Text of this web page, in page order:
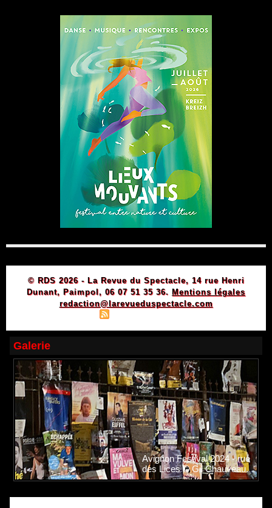
© RDS 2026 - La Revue du Spectacle, 14 rue Henri
Dunant, Paimpol, 06 07 51 35 36. Mentions légales
redaction@larevueduspectacle.com
Galerie
Avignon Festival 2024 - rue
des Lices © Gil Chauveau.